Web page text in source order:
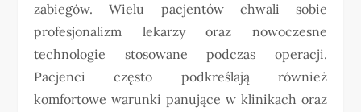
zabiegów. Wielu pacjentów chwali sobie
profesjonalizm lekarzy oraz nowoczesne
technologie stosowane podczas operacji.
Pacjenci często podkreślają również
komfortowe warunki panujące w klinikach oraz